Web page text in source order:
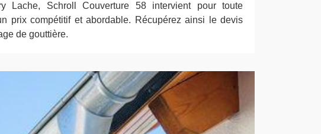
Lache, Schroll Couverture 58 intervient pour toute
prix compétitif et abordable. Récupérez ainsi le devis
de gouttière.